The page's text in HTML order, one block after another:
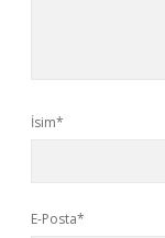
İsim*
E-Posta*